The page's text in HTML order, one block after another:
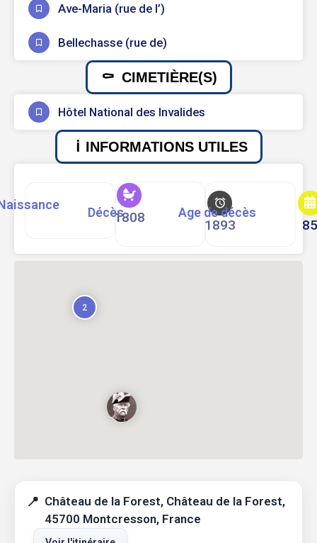
Ave-Maria (rue de l’)
Bellechasse (rue de)
CIMETIÈRE(S)
Hôtel National des Invalides
INFORMATIONS UTILES
1808
Décès
1893
Age de décès
2
Château de la Forest, Château de la Forest,
45700 Montcresson, France